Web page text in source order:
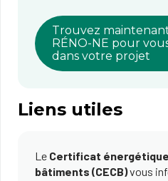
Trouvez
RÉNO-NE pour
dans votre projet
Liens utiles
Le Certificat
bâtiments (CECB)vous